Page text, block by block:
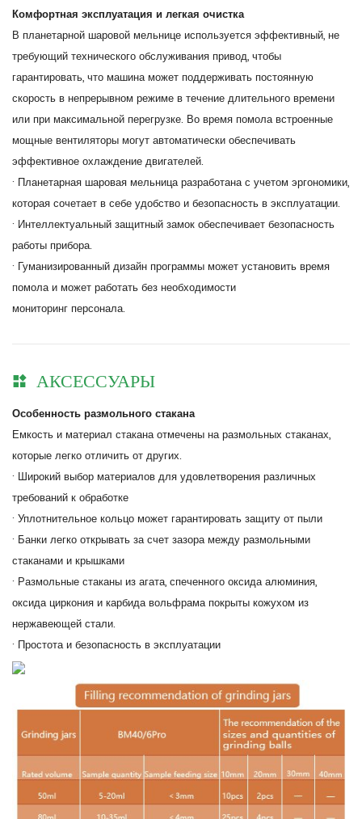
Комфортная эксплуатация и легкая очистка
В планетарной шаровой мельнице используется эффективный, не
требующий технического обслуживания привод, чтобы
гарантировать, что машина может поддерживать постоянную
скорость в непрерывном режиме в течение длительного времени
или при максимальной перегрузке. Во время помола встроенные
мощные вентиляторы могут автоматически обеспечивать
эффективное охлаждение двигателей.
· Планетарная шаровая мельница разработана с учетом эргономики,
которая сочетает в себе удобство и безопасность в эксплуатации.
· Интеллектуальный защитный замок обеспечивает безопасность
работы прибора.
· Гуманизированный дизайн программы может установить время
помола и может работать без необходимости
мониторинг персонала.
АКСЕССУАРЫ
Особенность размольного стакана
Емкость и материал стакана отмечены на размольных стаканах,
которые легко отличить от других.
· Широкий выбор материалов для удовлетворения различных
требований к обработке
· Уплотнительное кольцо может гарантировать защиту от пыли
· Банки легко открывать за счет зазора между размольными
стаканами и крышками
· Размольные стаканы из агата, спеченного оксида алюминия,
оксида циркония и карбида вольфрама покрыты кожухом из
нержавеющей стали.
· Простота и безопасность в эксплуатации